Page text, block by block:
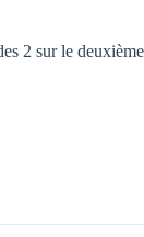
2 sur le